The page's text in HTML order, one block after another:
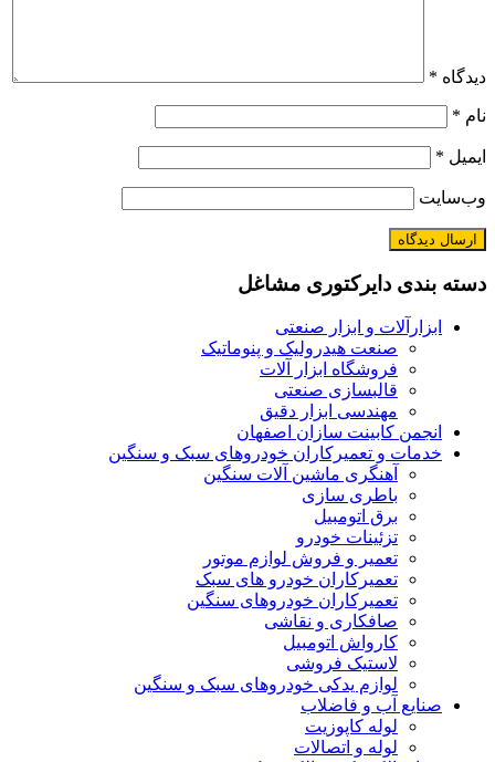
دیدگاه *
نام *
ایمیل *
وب‌سایت
دسته بندی دایرکتوری مشاغل
ابزارآلات و ابزار صنعتی
صنعت هیدرولیک و پنوماتیک
فروشگاه ابزار آلات
قالبسازی صنعتی
مهندسی ابزار دقیق
انجمن کابینت سازان اصفهان
خدمات و تعمیرکاران خودروهای سبک و سنگین
آهنگری ماشین آلات سنگین
باطری سازی
برق اتومبیل
تزئینات خودرو
تعمیر و فروش لوازم موتور
تعمیرکاران خودرو های سبک
تعمیرکاران خودروهای سنگین
صافکاری و نقاشی
کارواش اتومبیل
لاستیک فروشی
لوازم یدکی خودروهای سبک و سنگین
صنایع آب و فاضلاب
لوله کاپوزیت
لوله و اتصالات